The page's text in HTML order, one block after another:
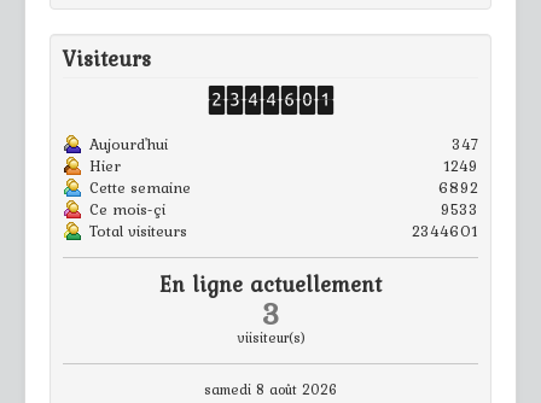
Visiteurs
Aujourd'hui
347
Hier
1249
Cette semaine
6892
Ce mois-çi
9533
Total visiteurs
2344601
En ligne actuellement
3
viisiteur(s)
samedi 8 août 2026